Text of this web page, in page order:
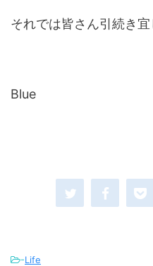
それでは皆さん引続き宜
Blue
-Life